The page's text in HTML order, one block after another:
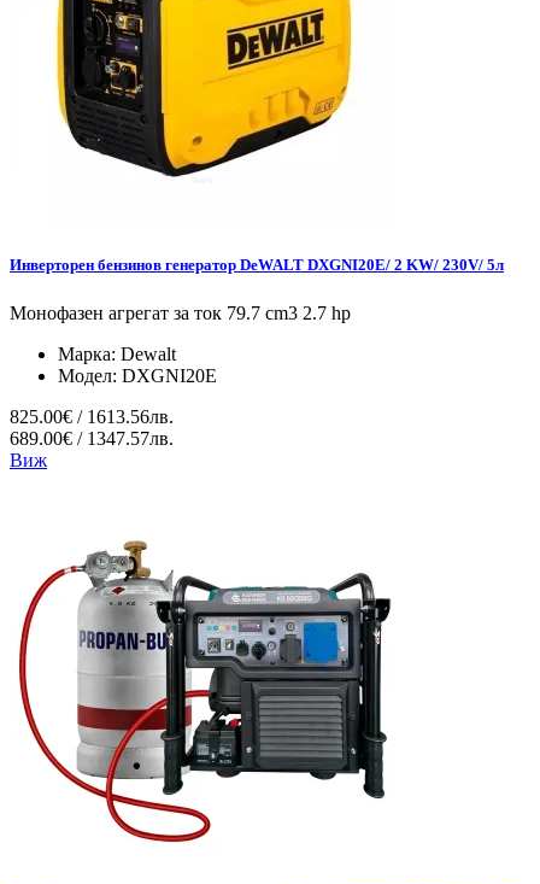
Инверторен бензинов генератор DeWALT DXGNI20E/ 2 KW/ 230V/ 5л
Монофазен агрегат за ток 79.7 cm3 2.7 hp
Марка: Dewalt
Модел: DXGNI20E
825.00€ / 1613.56лв.
689.00€ / 1347.57лв.
Виж